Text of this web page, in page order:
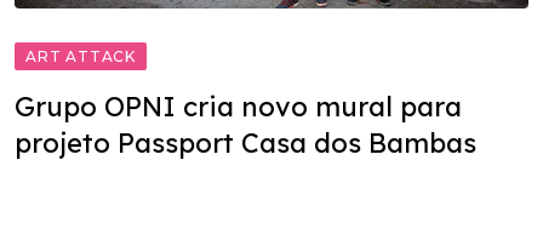
ART ATTACK
Grupo OPNI cria novo mural para
projeto Passport Casa dos Bambas